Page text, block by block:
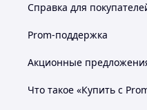
Справка для
Prom-поддержка
Акционные
Что такое «Купить с